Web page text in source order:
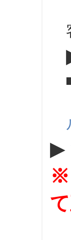
▶
※